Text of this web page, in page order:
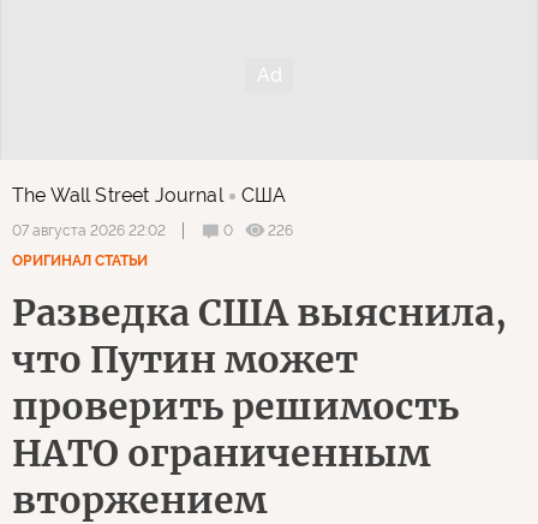
The Wall Street Journal США
07 августа 2026 22:02 0
226
ОРИГИНАЛ СТАТЬИ
Разведка США выяснила,
что Путин может
проверить решимость
НАТО ограниченным
вторжением